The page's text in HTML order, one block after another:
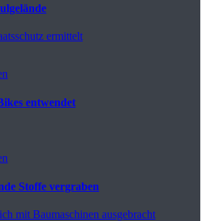
ermittelt
entwendet
Stoffe vergraben
mit Baumaschinen ausgebracht